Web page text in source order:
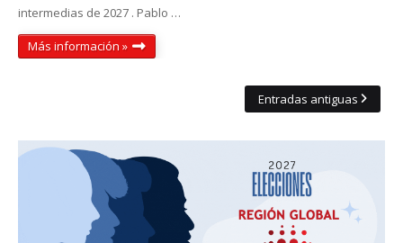
intermedias de 2027 . Pablo …
Más información »
Entradas antiguas